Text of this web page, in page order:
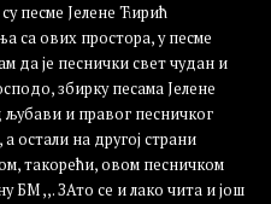
песме Јелене Ћирић
са ових простора, у песме
да је песнички свет чудан и
збирку песама Јелене
и правог песничког
а остали на другој страни
такорећи, овом песничком
БМ ,,. ЗАто се и лако чита и још